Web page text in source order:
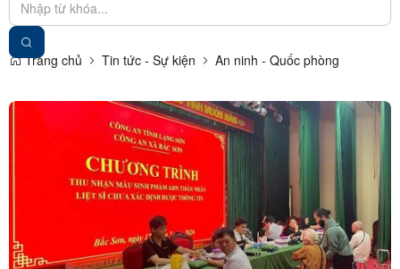
Trang chủ Tin tức - Sự kiện An ninh - Quốc phòng